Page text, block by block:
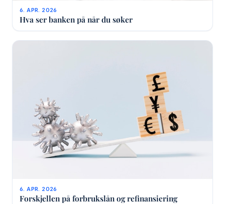
6. APR. 2026
Hva ser banken på når du søker
6. APR. 2026
Forskjellen på forbrukslån og refinansiering